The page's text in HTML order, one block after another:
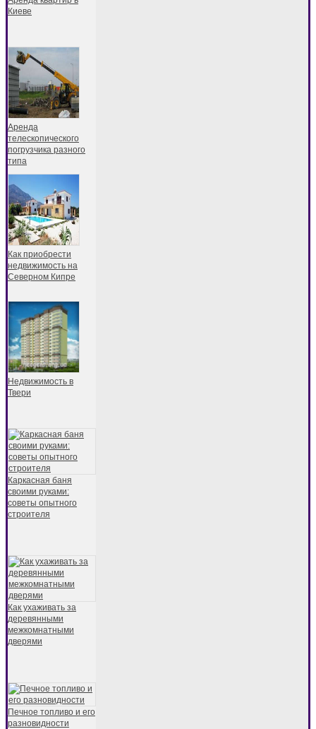
Киеве
Аренда
телескопического
погрузчика разного
типа
Как приобрести
недвижимость на
Северном Кипре
Недвижимость в
Твери
Каркасная баня
своими руками:
советы опытного
строителя
Как ухаживать за
деревянными
межкомнатными
дверями
Печное топливо и его
разновидности